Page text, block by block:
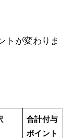
トが変わりま
合計付与
ポイント